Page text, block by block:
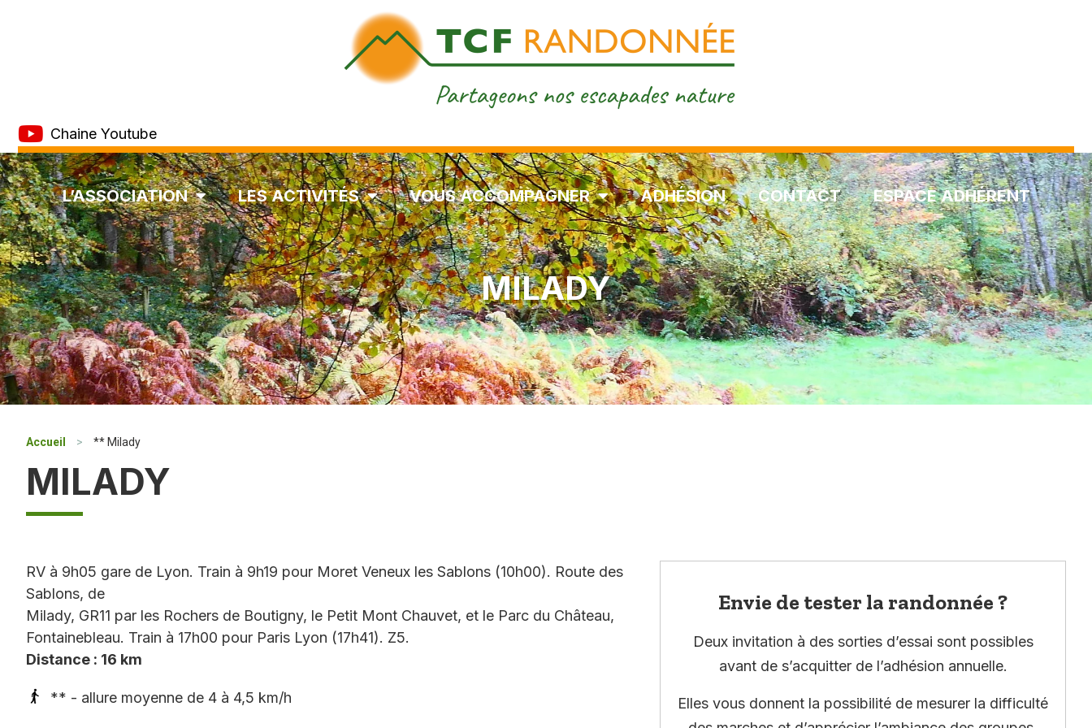
Chaine Youtube
L’ASSOCIATION LES ACTIVITÉS VOUS ACCOMPAGNER ADHÉSION CONTACT ESPACE ADHÉRENT
MILADY
Accueil > ** Milady
MILADY
RV à 9h05 gare de Lyon. Train à 9h19 pour Moret Veneux les Sablons (10h00). Route des
Sablons, de
Milady, GR11 par les Rochers de Boutigny, le Petit Mont Chauvet, et le Parc du Château,
Fontainebleau. Train à 17h00 pour Paris Lyon (17h41). Z5.
Distance : 16 km
** - allure moyenne de 4 à 4,5 km/h
Envie de tester la randonnée ?
Deux invitation à des sorties d’essai sont possibles
avant de s’acquitter de l’adhésion annuelle.
Elles vous donnent la possibilité de mesurer la difficulté